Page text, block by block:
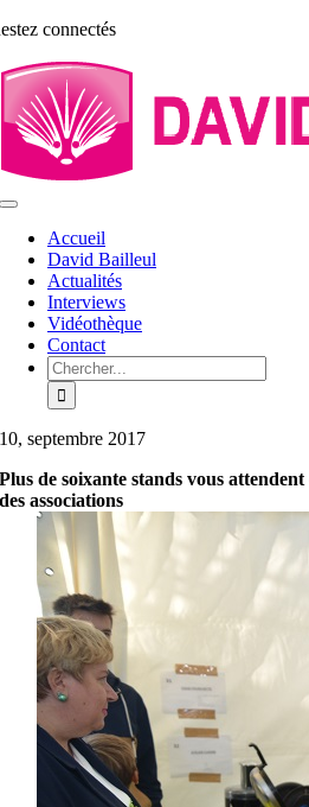
Aller
contenu
connectés
Toggle
NavigationAccueil
David Bailleul
Actualités
Interviews
Vidéothèque
Contact
Rechercher:
10, septembre 2017
Plus de soixante stands vous
des associations